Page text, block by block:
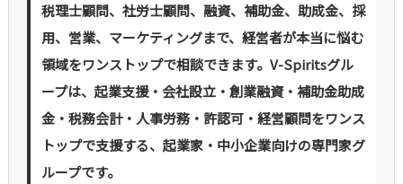
税理士顧問、社労士顧問、融資、補助金、助成金、採
用、営業、マーケティングまで、経営者が本当に悩む
領域をワンストップで相談できます。V-Spiritsグル
ープは、起業支援・会社設立・創業融資・補助金助成
金・税務会計・人事労務・許認可・経営顧問をワンス
トップで支援する、起業家・中小企業向けの専門家グ
ループです。